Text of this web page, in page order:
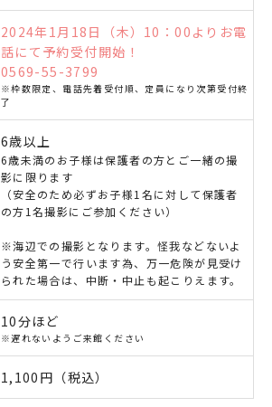
2024年1月18日（木）10：00よりお電
話にて予約受付開始！
0569-55-3799
※枠数限定、電話先着受付順、定員になり次第受付終
了
6歳以上
6歳未満のお子様は保護者の方とご一緒の撮
影に限ります
（安全のため必ずお子様1名に対して保護者
の方1名撮影にご参加ください）
※海辺での撮影となります。怪我などないよ
う安全第一で行います為、万一危険が見受け
られた場合は、中断・中止も起こりえます。
10分ほど
※遅れないようご来館ください
1,100円（税込）